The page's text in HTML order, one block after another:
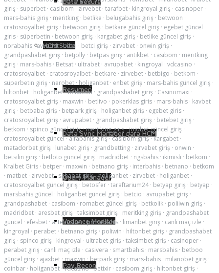
HCM Suite
Resumen
Data Sync Manager para HCM
Query Manager
Variance Monitor
Pay Recon
giriş · superbet · casibom · zirvebet · tarafbet · kingroyal giriş · casinoper ·
mars-bahis giriş · meritking · betlike · belugabahis giriş · betwoon ·
cratosroyalbet giriş · betwoon giriş · betkare güncel giriş · egebet güncel
giris · süperbetin · betwoon giriş · kargabet giriş · betlike güncel giriş ·
norabahis ·avvabet·betci · betci giriş · zirvebet · onwin giriş ·
grandpashabet giriş · betjolly · betpas giriş · antikbet · casibom · meritking
giriş · mars-bahis · Betsat · ultrabet · avrupabet · kingroyal · vdcasino ·
cratosroyalbet · cratosroyalbet · betkare · zirvebet · betbigo · betkom ·
süperbetin giriş · nerobet · holiganbet · enbet giriş · mars-bahis güncel giriş ·
hiltonbet · holiganbet·betwoon · grandpashabet giriş · Casinomaxi ·
cratosroyalbet giriş · maxwin · betlivo · pokerklas giris · mars-bahis · kavbet
giriş · betbaba giriş · betpark giriş · holiganbet giriş · egebet giris ·
cratosroyalbet giriş · avrupabet · grandpashabet giriş · betebet giriş ·
betkom · spinco güncel giriş·meritking giriş·jojobet güncel giriş ·
cratosroyalbet güncel·alfabahis giriş·casibom giriş·kargabet ·
matadorbet giriş · lunabet giriş · grandbetting · zirvebet giriş · onwin ·
betsilin giriş · betloto güncel giriş · madridbet · ngsbahis · ikimisli · betkom ·
Kralbet Giris · betper · maxwin · betnano giriş · interbahis · betnano · betkom
· matbet · zirvebet· sahabet giriş·holiganbet · zirvebet · holiganbet ·
cratosroyalbet güncel giriş · betosfer · taraftarium24 · betyap giriş · betyap ·
marsbahis güncel · holiganbet güncel giriş · betcio · avrupabet giriş ·
grandpashabet · casibom · romabet güncel giriş · betkolik · poliiwin giriş ·
madridbet · aresbet giriş · taksimbet giriş · meritking giriş · grandpashabet
güncel · efesbet · artemisbet·primebahis · limanbet giriş · canlı maç izle ·
kingroyal · perabet · betnano giriş · poliwin · hiltonbet giriş · grandpashabet
giriş · spinco giriş · kingroyal · ultrabet giriş · taksimbet giriş · casinoper ·
perabet giriş · canlı maç izle · casivera · smartbahis · marsbahis · betboo
güncel giriş · ajaxbet ·maxwin·betpark giriş · mars-bahis · milanobet giriş ·
coinbar · holiganbet ·vdcasino·betixir · casibom giriş · hiltonbet giriş ·